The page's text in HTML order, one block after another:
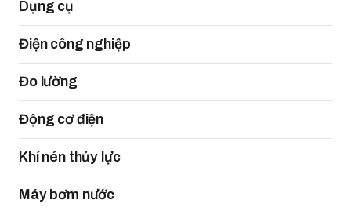
Dụng cụ
Điện công nghiệp
Đo lường
Động cơ điện
Khí nén thủy lực
Máy bơm nước